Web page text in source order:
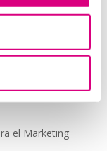
comunícate
que
gestión de
el Marketing